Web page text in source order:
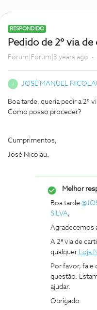
RESPONDIDO
Pedido de 2º via de
Forum|Forum|3 years ago
JOSÉ MANUEL
Boa tarde, queria pedir a 2º
Como posso proceder?
Cumprimentos,
José Nicolau.
Melhor
Boa tarde
SILVA,
Agradecemos
A 2ª via de
qualquer Loja
Por favor, fale
questão.
ajudar.
Obrigado